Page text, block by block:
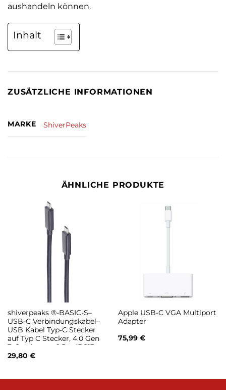
aushandeln können.
Inhalt
ZUSÄTZLICHE INFORMATIONEN
MARKE ShiverPeaks
ÄHNLICHE PRODUKTE
shiverpeaks ®-BASIC-S–
USB-C Verbindungskabel–
USB Kabel Typ-C Stecker
auf Typ C Stecker, 4.0 Gen
3×2, schwarz, 0,5m (BS13-
65015)
29,80 €
Apple USB-C VGA Multiport
Adapter
75,99 €